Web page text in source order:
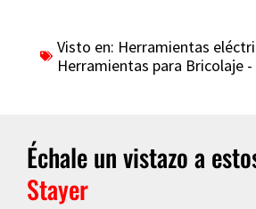
Visto en: Herramientas
Herramientas para Bricolaje -
Échale un vistazo a
Stayer